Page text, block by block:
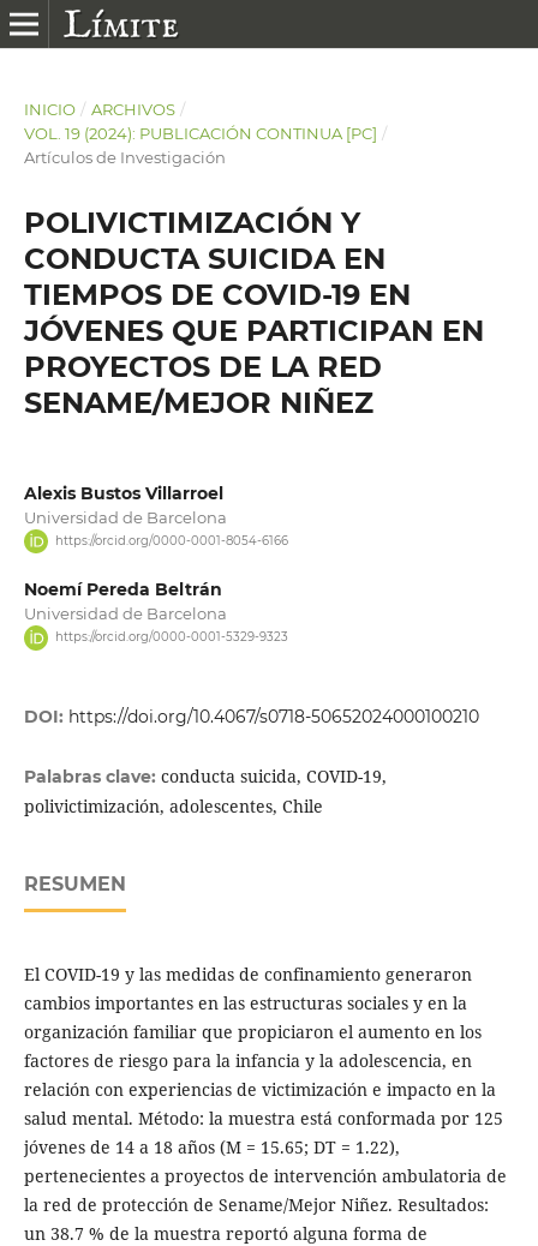
INICIO / ARCHIVOS /
VOL. 19 (2024): PUBLICACIÓN CONTINUA [PC] /
Artículos de Investigación
POLIVICTIMIZACIÓN Y
CONDUCTA SUICIDA EN
TIEMPOS DE COVID-19 EN
JÓVENES QUE PARTICIPAN EN
PROYECTOS DE LA RED
SENAME/MEJOR NIÑEZ
Alexis Bustos Villarroel
Universidad de Barcelona
https://orcid.org/0000-0001-8054-6166
Noemí Pereda Beltrán
Universidad de Barcelona
https://orcid.org/0000-0001-5329-9323
DOI: https://doi.org/10.4067/s0718-50652024000100210
Palabras clave: conducta suicida, COVID-19,
polivictimización, adolescentes, Chile
RESUMEN
El COVID-19 y las medidas de confinamiento generaron
cambios importantes en las estructuras sociales y en la
organización familiar que propiciaron el aumento en los
factores de riesgo para la infancia y la adolescencia, en
relación con experiencias de victimización e impacto en la
salud mental. Método: la muestra está conformada por 125
jóvenes de 14 a 18 años (M = 15.65; DT = 1.22),
pertenecientes a proyectos de intervención ambulatoria de
la red de protección de Sename/Mejor Niñez. Resultados:
un 38.7 % de la muestra reportó alguna forma de